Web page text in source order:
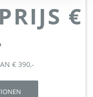
€
€ 390,-